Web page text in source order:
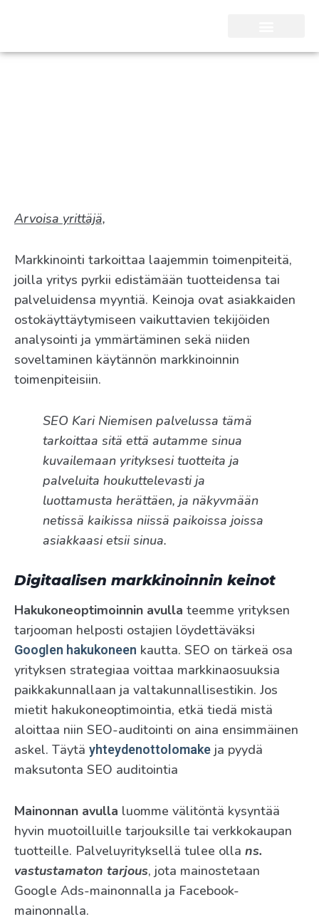
Arvoisa yrittäjä,
Markkinointi tarkoittaa laajemmin toimenpiteitä,
joilla yritys pyrkii edistämään tuotteidensa tai
palveluidensa myyntiä. Keinoja ovat asiakkaiden
ostokäyttäytymiseen vaikuttavien tekijöiden
analysointi ja ymmärtäminen sekä niiden
soveltaminen käytännön markkinoinnin
toimenpiteisiin.
SEO Kari Niemisen palvelussa tämä
tarkoittaa sitä että autamme sinua
kuvailemaan yrityksesi tuotteita ja
palveluita houkuttelevasti ja
luottamusta herättäen, ja näkyvmään
netissä kaikissa niissä paikoissa joissa
asiakkaasi etsii sinua.
Digitaalisen markkinoinnin keinot
Hakukoneoptimoinnin avulla teemme yrityksen
tarjooman helposti ostajien löydettäväksi
Googlen hakukoneen kautta. SEO on tärkeä osa
yrityksen strategiaa voittaa markkinaosuuksia
paikkakunnallaan ja valtakunnallisestikin. Jos
mietit hakukoneoptimointia, etkä tiedä mistä
aloittaa niin SEO-auditointi on aina ensimmäinen
askel. Täytä yhteydenottolomake ja pyydä
maksutonta SEO auditointia
Mainonnan avulla luomme välitöntä kysyntää
hyvin muotoilluille tarjouksille tai verkkokaupan
tuotteille. Palveluyrityksellä tulee olla ns.
vastustamaton tarjous, jota mainostetaan
Google Ads-mainonnalla ja Facebook-
mainonnalla.